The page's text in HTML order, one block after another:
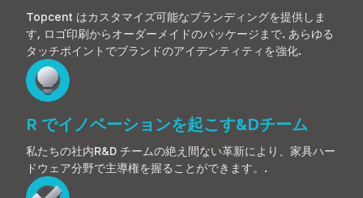
Topcent はカスタマイズ可能なブランディングを提供しま
す, ロゴ印刷からオーダーメイドのパッケージまで. あらゆる
タッチポイントでブランドのアイデンティティを強化.
R でイノベーションを起こす&Dチーム
私たちの社内R&D チームの絶え間ない革新により、家具ハー
ドウェア分野で主導権を握ることができます。.